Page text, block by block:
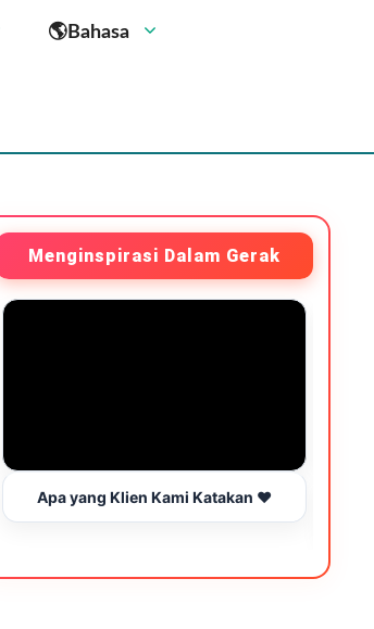
🌎Bahasa
Menginspirasi Dalam Gerak
Apa yang Klien Kami Katakan ❤️